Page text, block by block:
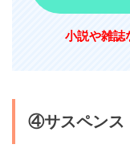
小説や雑誌
④サスペンス